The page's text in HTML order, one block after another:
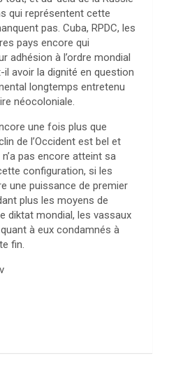
qui représentent cette
pas. Cuba, RPDC, les
pays encore qui
adhésion à l’ordre mondial
avoir la dignité en question
longtemps entretenu
néocoloniale.
une fois plus que
de l’Occident est bel et
pas encore atteint sa
configuration, si les
une puissance de premier
plus les moyens de
diktat mondial, les vassaux
à eux condamnés à
fin.